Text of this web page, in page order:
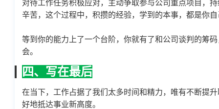
对待工作任务积极应对，主动争取参与公司重点项目，
辛苦，这个过程中，积攒的经验，学到的本事，都是你
等到你的能力上了一个台阶，你就有了和公司谈判的筹
会。
四、写在最后
在当下，工作占据了我们太多时间和精力，唯有不断提
好地抵达事业新高度。